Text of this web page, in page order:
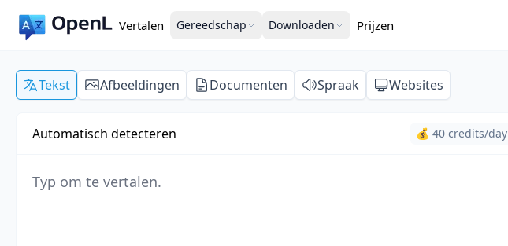
Vertalen Gereedschap Downloaden Prijzen
Tekst Afbeeldingen Documenten Spraak Websites
Automatisch detecteren 💰 40 credits/day